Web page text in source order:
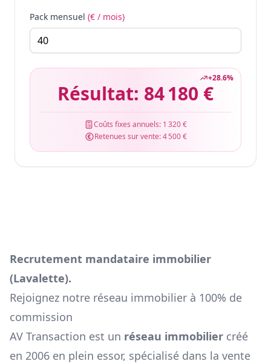
Pack mensuel (€ / mois)
+28.6%
Résultat: 84 180 €
Coûts fixes annuels: 1 320 €
Retenues sur vente:4 500 €
Recrutement mandataire immobilier
(Lavalette).
Rejoignez notre réseau immobilier à 100% de
commission
AV Transaction est un réseau immobilier créé
en 2006 en plein essor, spécialisé dans la vente